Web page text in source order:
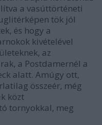
a vasúttörténeti
tök jól
és hogy a
kivételével
az
a Postdamernél a
alatt. Amúgy ott,
összeér, még
közt
tornyokkal, meg